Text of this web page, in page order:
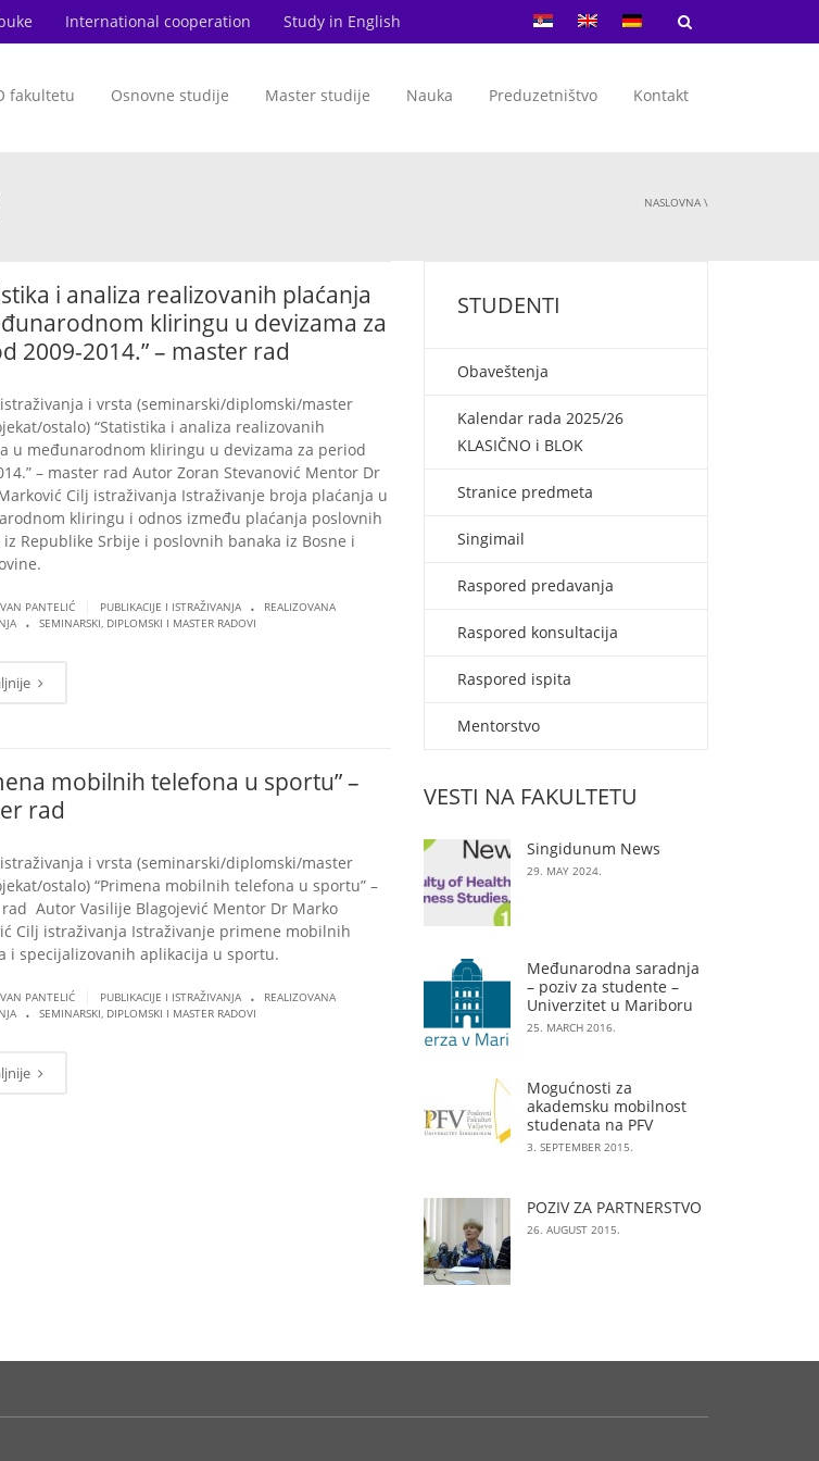
International cooperation Study in English
fakultetu Osnovne studije Master studije Nauka Preduzetništvo Kontakt
NASLOVNA \
i analiza realizovanih plaćanja
kliringu u devizama za
2009-2014.” – master rad
i vrsta (seminarski/diplomski/master
ostalo) “Statistika i analiza realizovanih
u međunarodnom kliringu u devizama za period
– master rad Autor Zoran Stevanović Mentor Dr
Cilj istraživanja Istraživanje broja plaćanja u
kliringu i odnos između plaćanja poslovnih
iz Republike Srbije i poslovnih banaka iz Bosne i
PANTELIĆ PUBLIKACIJE I ISTRAŽIVANJA .
REALIZOVANA
. SEMINARSKI, DIPLOMSKI I MASTER RADOVI
mobilnih telefona u sportu” –
rad
i vrsta (seminarski/diplomski/master
ostalo) “Primena mobilnih telefona u sportu” –
Autor Vasilije Blagojević Mentor Dr Marko
Cilj istraživanja Istraživanje primene mobilnih
i specijalizovanih aplikacija u sportu.
PANTELIĆ PUBLIKACIJE I ISTRAŽIVANJA .
REALIZOVANA
. SEMINARSKI, DIPLOMSKI I MASTER RADOVI
STUDENTI
Obaveštenja
Kalendar rada 2025/26
KLASIČNO i BLOK
Stranice predmeta
Singimail
Raspored predavanja
Raspored konsultacija
Raspored ispita
Mentorstvo
VESTI NA FAKULTETU
Singidunum News
29. MAY 2024.
Međunarodna saradnja
– poziv za studente –
Univerzitet u Mariboru
25. MARCH 2016.
Mogućnosti za
akademsku mobilnost
studenata na PFV
3. SEPTEMBER 2015.
POZIV ZA PARTNERSTVO
26. AUGUST 2015.